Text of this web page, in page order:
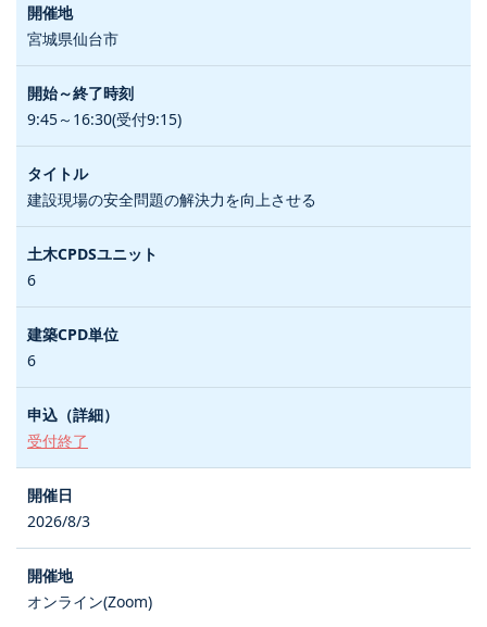
宮城県仙台市
9:45～16:30(受付9:15)
建設現場の安全問題の解決力を向上させる
6
6
受付終了
2026/8/3
オンライン(Zoom)